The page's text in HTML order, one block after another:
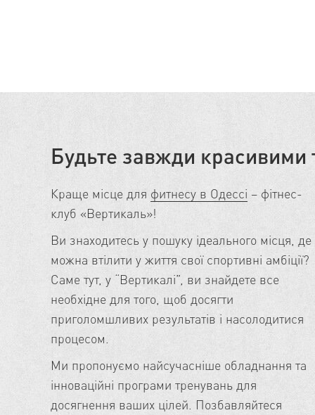
Будьте завжди
Краще місце для фитнесу в Одессі – фітнес-
клуб «Вертикаль»!
Ви знаходитесь у пошуку ідеального місця, де
можна втілити у життя свої спортивні амбіції?
Саме тут, у “Вертикалі”, ви знайдете все
необхідне для того, щоб досягти
приголомшливих результатів і насолодитися
процесом.
Ми пропонуємо найсучасніше обладнання та
інноваційні програми тренувань для
досягнення ваших цілей. Позбавляйтеся